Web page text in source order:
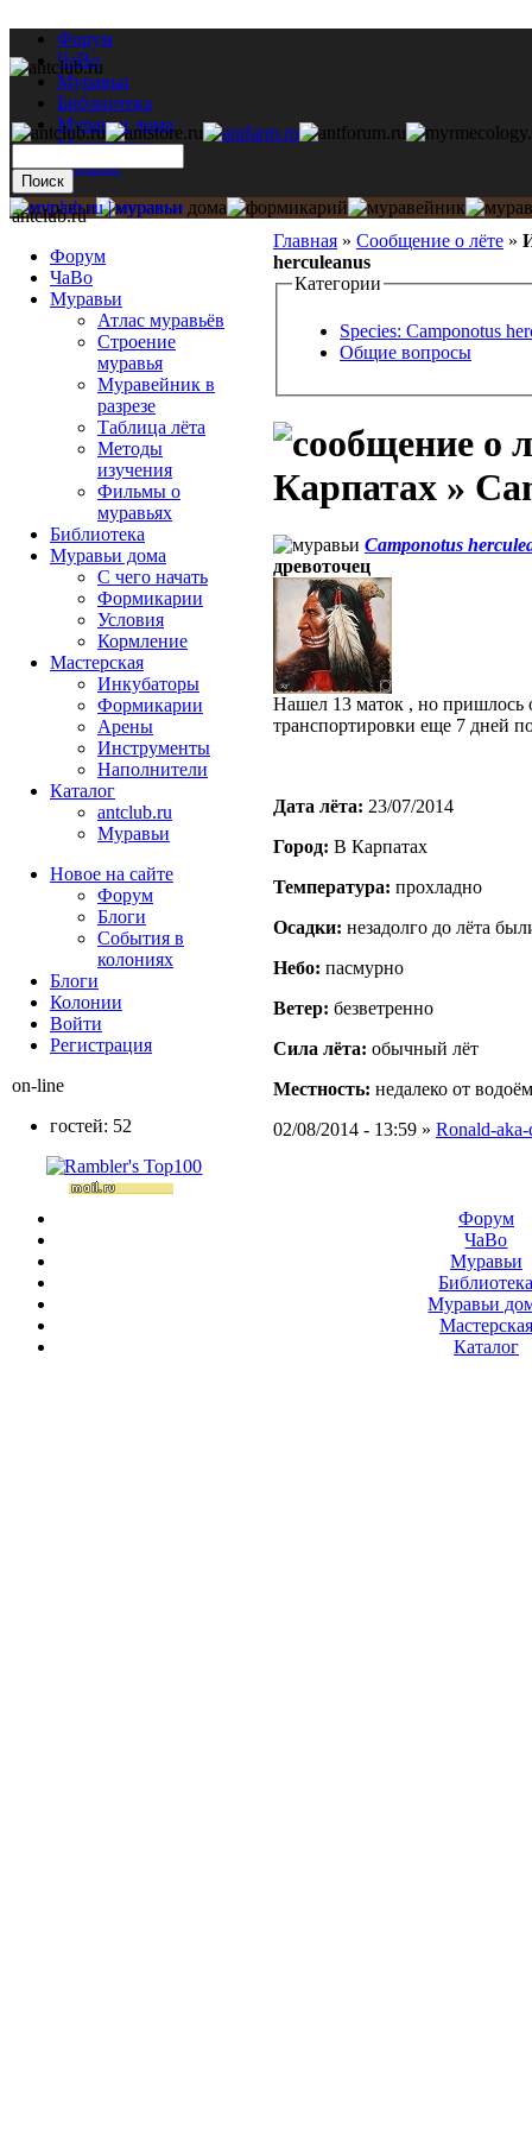
Форум
ЧаВо
Муравьи
Библиотека
Муравьи дома
Мастерская
Каталог
Главная » Сообщение о лёте »
herculeanus
Категории
Species: Camponotus
Общие вопросы
Карпатах »
Camponotus
древоточец
Нашел 13 маток , но пришлось
транспортировки еще 7 дней
Дата лёта: 23/07/2014
Город: В Карпатах
Температура: прохладно
Осадки: незадолго до лёта
Небо: пасмурно
Ветер: безветренно
Сила лёта: обычный лёт
Местность: недалеко от
02/08/2014 - 13:59 » Ronald-aka-
antclub.ru
Форум
ЧаВо
Муравьи
Атлас муравьёв
Строение
муравья
Муравейник в
разрезе
Таблица лёта
Методы
изучения
Фильмы о
муравьях
Библиотека
Муравьи дома
С чего начать
Формикарии
Условия
Кормление
Мастерская
Инкубаторы
Формикарии
Арены
Инструменты
Наполнители
Каталог
antclub.ru
Муравьи
Новое на сайте
Форум
Блоги
События в
колониях
Блоги
Колонии
Войти
Peгиcтpaция
on-line
гостей: 52
Форум
ЧаВо
Муравьи
Муравьи
Мастерская
Каталог